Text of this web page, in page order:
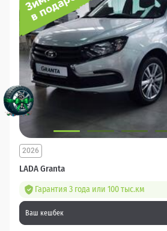
LADA Granta
2026
Гарантия 3 года или 100 тыс.км
Ваш кешбек